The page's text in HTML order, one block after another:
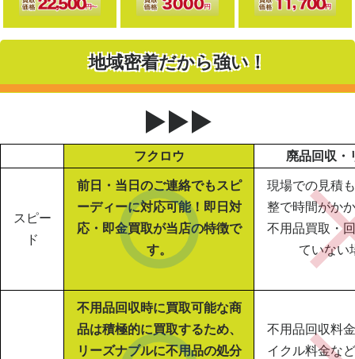
地域密着だから強い！
▶▶▶
フクロウ 廃品回収・
スピー
ド
前日・当日のご連絡でもスピ
ーディーに対応可能！即日対
応・即金買取が当店の特徴で
す。
現場での見積
整で時間がか
不用品買取・
ていない
不用品回収時に買取可能な商
品は積極的に買取するため、
リーズナブルに不用品の処分
不用品回収料
イクル料金な